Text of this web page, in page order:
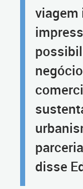
viagem
disse